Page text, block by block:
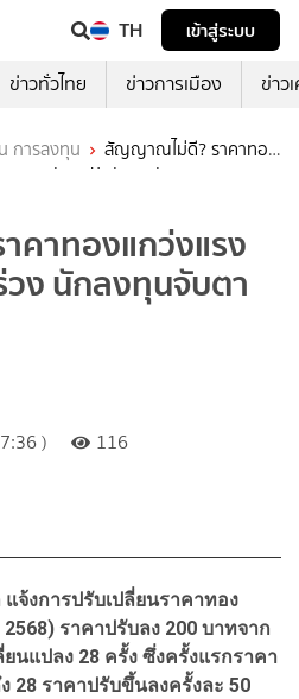
TH
เข้าสู่ระบบ
ข่าวทั่วไทย ข่าวการเมือง ข่าว
การลงทุน
สัญญาณไม่ดี? ราคาทอง
ลงทุนจับตาปัจจัยกดดัน
าทองแกว่งแรง
ง นักลงทุนจับตา
)
116
งการปรับเปลี่ยนราคาทอง
ราคาปรับลง 200 บาทจาก
นแปลง 28 ครั้ง ซึ่งครั้งแรกราคา
28 ราคาปรับขึ้นลงครั้งละ 50